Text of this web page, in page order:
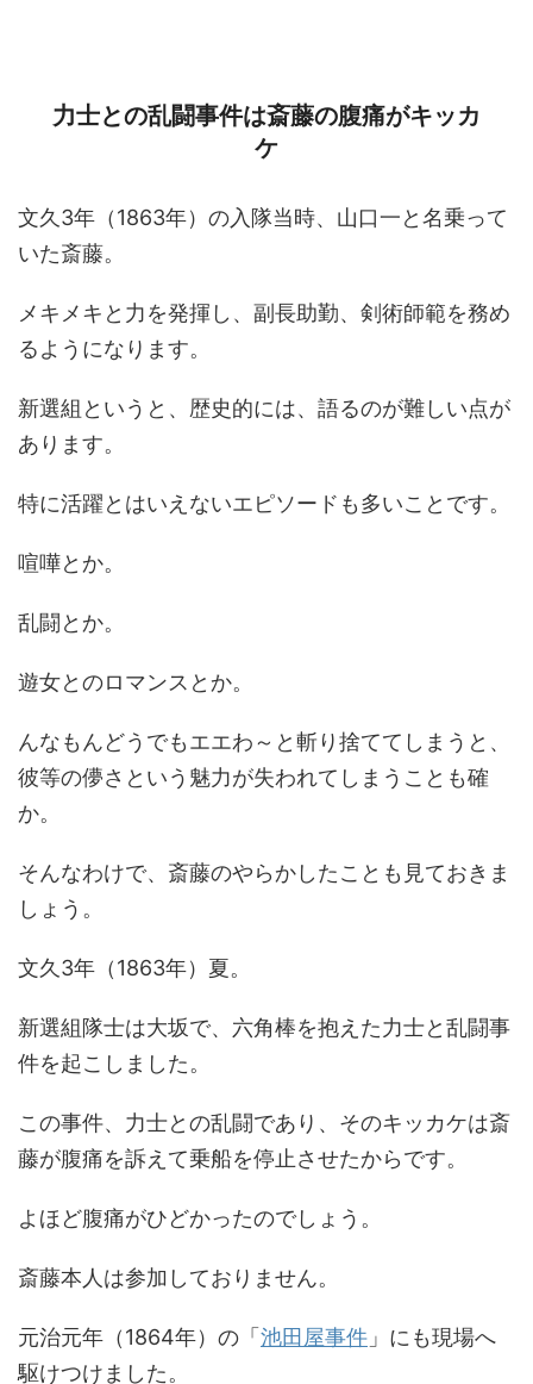
力士との乱闘事件は斎藤の腹痛がキッカ
ケ
文久3年（1863年）の入隊当時、山口一と名乗って
いた斎藤。
メキメキと力を発揮し、副長助勤、剣術師範を務め
るようになります。
新選組というと、歴史的には、語るのが難しい点が
あります。
特に活躍とはいえないエピソードも多いことです。
喧嘩とか。
乱闘とか。
遊女とのロマンスとか。
んなもんどうでもエエわ～と斬り捨ててしまうと、
彼等の儚さという魅力が失われてしまうことも確
か。
そんなわけで、斎藤のやらかしたことも見ておきま
しょう。
文久3年（1863年）夏。
新選組隊士は大坂で、六角棒を抱えた力士と乱闘事
件を起こしました。
この事件、力士との乱闘であり、そのキッカケは斎
藤が腹痛を訴えて乗船を停止させたからです。
よほど腹痛がひどかったのでしょう。
斎藤本人は参加しておりません。
元治元年（1864年）の「 池田屋事件 」にも現場へ
駆けつけました。